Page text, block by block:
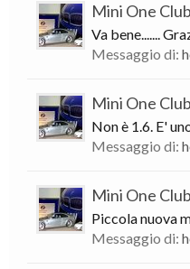
Mini One
Va bene.......
Messaggio di:
Mini One
Non è 1.6. E'
Messaggio di:
Mini One
Piccola nuova
Messaggio di: